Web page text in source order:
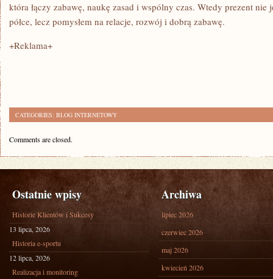
która łączy zabawę, naukę zasad i wspólny czas. Wtedy prezent
półce, lecz pomysłem na relacje, rozwój i dobrą zabawę.
+Reklama+
CATEGORIES: BLOG INTERNETOWY
Comments are closed.
Ostatnie wpisy
Historie Klientów i Sukcesy
13 lipca, 2026
Historia e-sportu
12 lipca, 2026
Realizacja i monitoring
Archiwa
lipiec 2026
czerwiec 2026
maj 2026
kwiecień 2026